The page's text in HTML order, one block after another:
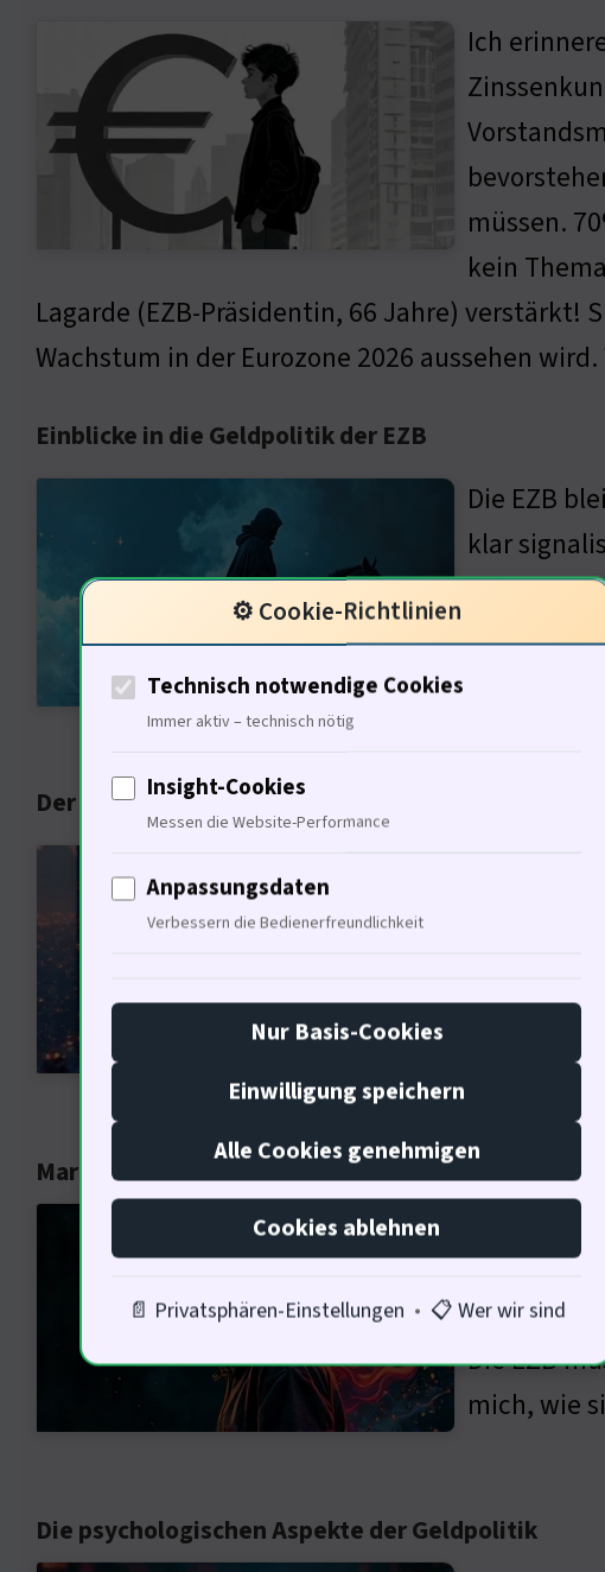
Ich
müssen.
kein
Lagarde (EZB-Präsidentin, 66 Jahre) verstärkt!
Wachstum in der Eurozone 2026 aussehen
Einblicke in die Geldpolitik der EZB
Die EZB
klar
Historisch
drastisch (
Der Einfluss der Zinspolitik auf das Wachstum
Die EZB
stabile
frage
Markterwartungen und Zinserhöhungen
Zinsen
Während
Die EZB
mich, wie
Die psychologischen Aspekte der Geldpolitik
⚙️ Cookie-Richtlinien
Technisch notwendige Cookies
Immer aktiv – technisch nötig
Insight-Cookies
Messen die Website-Performance
Anpassungsdaten
Verbessern die Bedienerfreundlichkeit
Nur Basis-Cookies
Einwilligung speichern
Alle Cookies genehmigen
Cookies ablehnen
📄 Privatsphären-Einstellungen • 📋 Wer wir sind